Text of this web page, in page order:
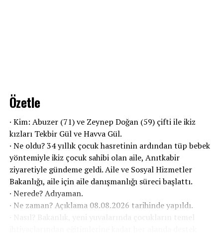
Özetle
· Kim: Abuzer (71) ve Zeynep Doğan (59) çifti ile ikiz
kızları Tekbir Gül ve Havva Gül.
· Ne oldu? 34 yıllık çocuk hasretinin ardından tüp bebek
yöntemiyle ikiz çocuk sahibi olan aile, Anıtkabir
ziyaretiyle gündeme geldi. Aile ve Sosyal Hizmetler
Bakanlığı, aile için aile danışmanlığı süreci başlattı.
· Nerede? Adıyaman.
· Ne zaman? Açıklama 08.08.2026 tarihinde yapıldı.
· Nasıl? Bakanlık, yeni yuvalarında çocukların temel